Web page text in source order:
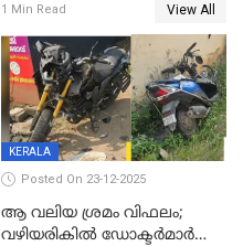
കണ്ടെത്താൻ ഇന്ന് കോർ
കമ്മിറ്റി കൂടിയില്ല';
അതൃപ്തിയുമായി ദീപ്തി മേരി
വർഗീസ്
1 Min Read View All
KERALA
Posted On 23-12-2025
ആ വലിയ ശ്രമം വിഫലം;
വഴിയരികില്‍ ‌ഡോക്ടര്‍മാര്‍